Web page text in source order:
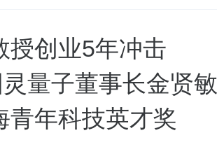
授创业5年冲击
量子董事长金贤敏
青年科技英才奖